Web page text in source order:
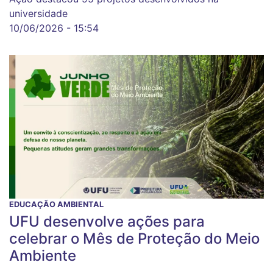
universidade
10/06/2026 - 15:54
EDUCAÇÃO AMBIENTAL
UFU desenvolve ações para
celebrar o Mês de Proteção do Meio
Ambiente